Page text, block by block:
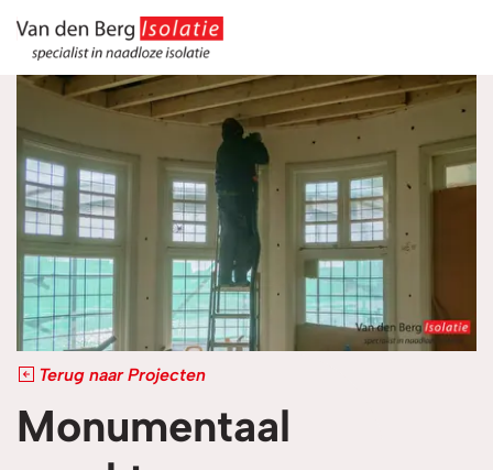
overslaan
Terug naar Projecten
Monumentaal